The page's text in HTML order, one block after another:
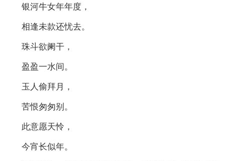
银河牛女年年度，
相逢未款还忧去。
珠斗欲阑干，
盈盈一水间。
玉人偷拜月，
苦恨匆匆别。
此意愿天怜，
今宵长似年。